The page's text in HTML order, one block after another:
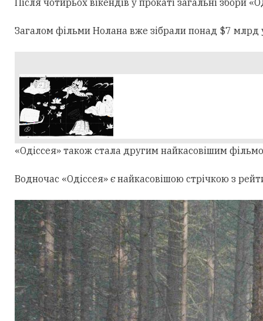
Після чотирьох вікендів у прокаті загальні
Загалом фільми Нолана вже зібрали понад $7 млрд
«Одіссея» також стала другим найкасовішим
Водночас «Одіссея» є найкасовішою стрічкою з